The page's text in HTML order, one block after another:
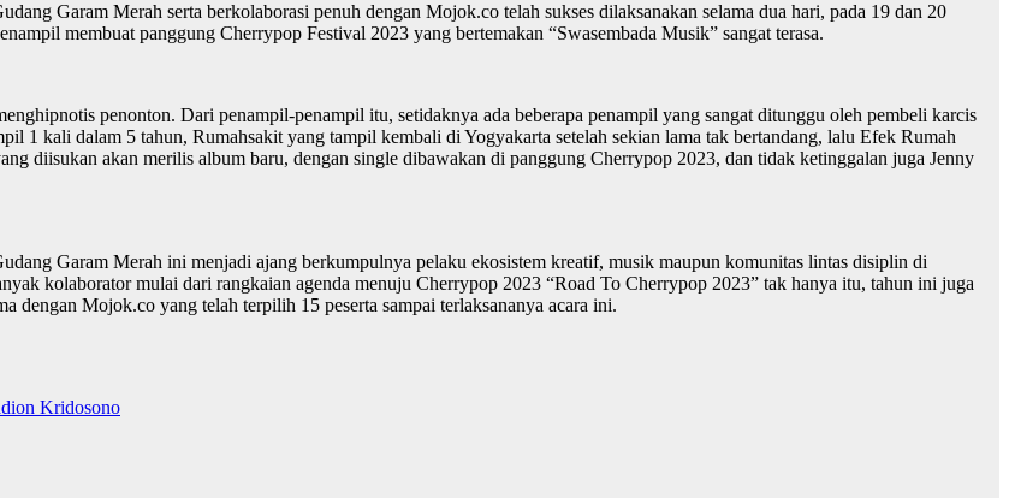
Garam Merah serta berkolaborasi penuh dengan Mojok.co telah sukses dilaksanakan selama dua hari, pada 19 dan 20
membuat panggung Cherrypop Festival 2023 yang bertemakan “Swasembada Musik” sangat terasa.
penonton. Dari penampil-penampil itu, setidaknya ada beberapa penampil yang sangat ditunggu oleh pembeli karcis
1 kali dalam 5 tahun, Rumahsakit yang tampil kembali di Yogyakarta setelah sekian lama tak bertandang, lalu Efek Rumah
diisukan akan merilis album baru, dengan single dibawakan di panggung Cherrypop 2023, dan tidak ketinggalan juga Jenny
Garam Merah ini menjadi ajang berkumpulnya pelaku ekosistem kreatif, musik maupun komunitas lintas disiplin di
kolaborator mulai dari rangkaian agenda menuju Cherrypop 2023 “Road To Cherrypop 2023” tak hanya itu, tahun ini juga
dengan Mojok.co yang telah terpilih 15 peserta sampai terlaksananya acara ini.
Kridosono